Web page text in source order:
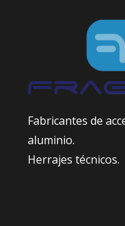
Fabricantes de
aluminio.
Herrajes técnicos.